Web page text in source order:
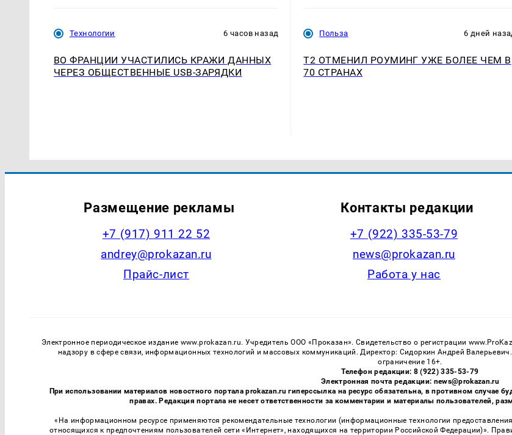
Технологии 6 часов назад
ВО ФРАНЦИИ УЧАСТИЛИСЬ КРАЖИ ДАННЫХ
ЧЕРЕЗ ОБЩЕСТВЕННЫЕ USB-ЗАРЯДКИ
Польза 6 дней
Т2 ОТМЕНИЛ РОУМИНГ УЖЕ БОЛЕЕ ЧЕМ В
70 СТРАНАХ
Размещение рекламы
+7 (917) 911 22 52
andrey@prokazan.ru
Прайс-лист
Контакты редакции
+7 (922) 335-53-79
news@prokazan.ru
Работа у нас
Электронное периодическое издание www.prokazan.ru. Учредитель ООО «Проказан». Cвидетельство о регистрации
надзору в сфере связи, информационных технологий и массовых коммуникаций. Директор: Сидоркин Андрей
ограничение 16+.
Телефон редакции: 8 (922) 335-53-79
Электронная почта редакции: news@prokazan.ru
При использовании материалов новостного портала prokazan.ru гиперссылка на ресурс обязательна, в противном
правах. Редакция портала не несет ответственности за комментарии и материалы пользователей,
«На информационном ресурсе применяются рекомендательные технологии (информационные технологии
относящихся к предпочтениям пользователей сети «Интернет», находящихся на территории Российской Федерации)».